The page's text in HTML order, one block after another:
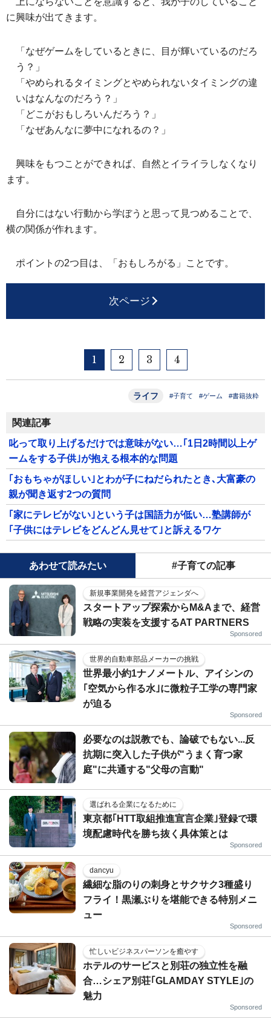
に興味が出てきます。
「なぜゲームをしているときに、目が輝いているのだろ
う？」
「やめられるタイミングとやめられないタイミングの違
いはなんなのだろう？」
「どこがおもしろいんだろう？」
「なぜあんなに夢中になれるの？」
興味をもつことができれば、自然とイライラしなくなり
ます。
自分にはない行動から学ぼうと思って見つめることで、
横の関係が作れます。
ポイントの2つ目は、「おもしろがる」ことです。
次ページ
1 2 3 4
ライフ #子育て #ゲーム #書籍抜粋
関連記事
叱って取り上げるだけでは意味がない…｢1日2時間以上ゲ
ームをする子供｣が抱える根本的な問題
｢おもちゃがほしい｣とわが子にねだられたとき､大富豪の
親が聞き返す2つの質問
｢家にテレビがない｣という子は国語力が低い…塾講師が
｢子供にはテレビをどんどん見せて｣と訴えるワケ
あわせて読みたい #子育ての記事
新規事業開発を経営アジェンダへ
スタートアップ探索からM&Aまで、経営
戦略の実装を支援するAT PARTNERS
Sponsored
世界的自動車部品メーカーの挑戦
世界最小約1ナノメートル、アイシンの
｢空気から作る水｣に微粒子工学の専門家
が迫る
Sponsored
必要なのは説教でも、論破でもない...反
抗期に突入した子供が"うまく育つ家
庭"に共通する"父母の言動"
選ばれる企業になるために
東京都｢HTT取組推進宣言企業｣登録で環
境配慮時代を勝ち抜く具体策とは
Sponsored
dancyu
繊細な脂のりの刺身とサクサク3種盛り
フライ！黒瀬ぶりを堪能できる特別メニ
ュー
Sponsored
忙しいビジネスパーソンを癒やす
ホテルのサービスと別荘の独立性を融
合…シェア別荘｢GLAMDAY STYLE｣の
魅力
Sponsored